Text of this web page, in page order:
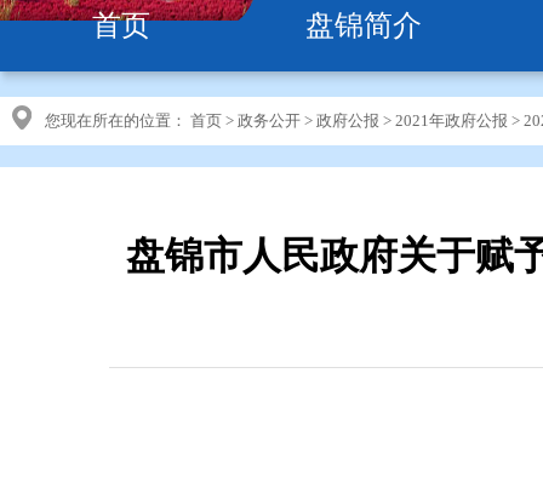
首页 盘锦简介
您现在所在的位置： 首页 > 政务公开 > 政府公报 > 2021年政府公报 >
盘锦市人民政府关于赋